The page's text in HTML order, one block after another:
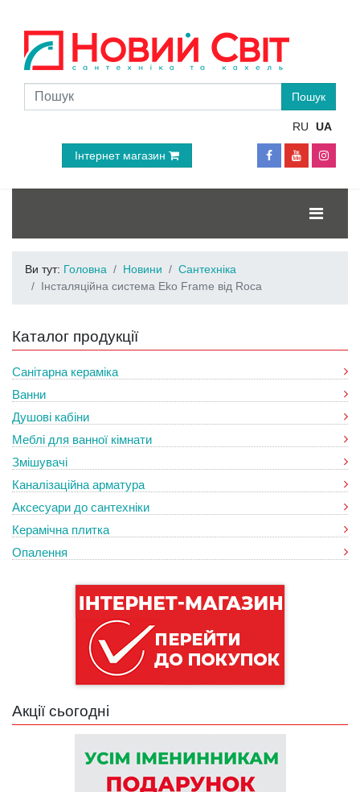
RU UA
Інтернет магазин
Ви тут: Головна Новини
Сантехніка
Інсталяційна система Eko Frame від Roca
Каталог продукції
Санітарна кераміка
Ванни
Душові кабіни
Меблі для ванної кімнати
Змішувачі
Каналізаційна арматура
Аксесуари до сантехніки
Керамічна плитка
Опалення
Акції сьогодні